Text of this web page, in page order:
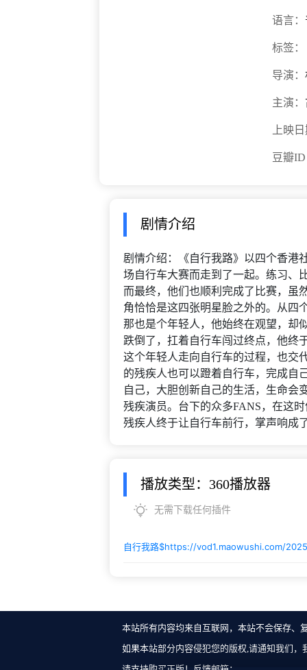
语言：
标签：
导演：
主演：
上映
豆瓣
剧情介绍
剧情介绍：《自行我路》以四个香港
场自行车大赛而走到了一起。练习、
而最终，他们也顺利完成了比赛，虽
角恰恰是这四张明星脸之外的。从四
那也是个年轻人，他始终在观望，却
跌倒了，扛着自行车闯过终点，他终
这个年轻人走向自行车的过程，也
的残疾人也可以蹬着自行车，完成自
自己，大胆创新自己的生活，生命会
残疾演员。台下的众多FANS，在这
残疾人终于让自行车前行，掌声响成
播放类型：360播放器
无需下载任何插件
自行我路$https://vod1.maowushi.com/
本站所有内容均来自互联网，本站不会保存、
如果本站部分内容侵犯您的版权,请通知我们